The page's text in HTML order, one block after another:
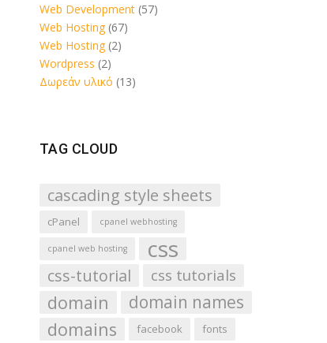
Web Development(57)
Web Hosting(67)
Web Hosting(2)
Wordpress (2)
Δωρεάν υλικό (13)
TAG CLOUD
cascading style sheets
cPanel cpanel webhosting
cpanel web hosting css
css-tutorial css tutorials
domain domain names
domains facebook fonts